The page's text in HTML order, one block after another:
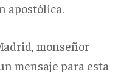
apostólica.
monseñor
mensaje para esta